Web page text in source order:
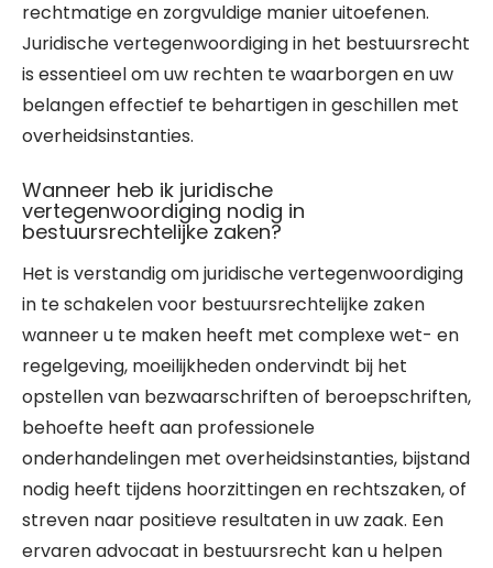
rechtmatige en zorgvuldige manier uitoefenen.
Juridische vertegenwoordiging in het bestuursrecht
is essentieel om uw rechten te waarborgen en uw
belangen effectief te behartigen in geschillen met
overheidsinstanties.
Wanneer heb ik juridische
vertegenwoordiging nodig in
bestuursrechtelijke zaken?
Het is verstandig om juridische vertegenwoordiging
in te schakelen voor bestuursrechtelijke zaken
wanneer u te maken heeft met complexe wet- en
regelgeving, moeilijkheden ondervindt bij het
opstellen van bezwaarschriften of beroepschriften,
behoefte heeft aan professionele
onderhandelingen met overheidsinstanties, bijstand
nodig heeft tijdens hoorzittingen en rechtszaken, of
streven naar positieve resultaten in uw zaak. Een
ervaren advocaat in bestuursrecht kan u helpen